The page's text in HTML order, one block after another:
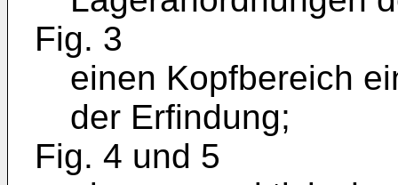
Fig. 3
einen Kopfbereich
der Erfindung;
Fig. 4 und 5